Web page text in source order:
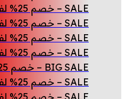
SALE – خصم 25% لفترة محدودة ⚡